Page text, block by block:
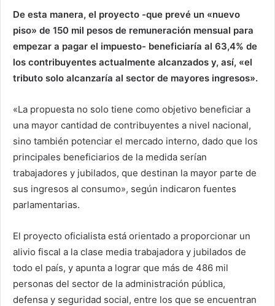
De esta manera, el proyecto -que prevé un «nuevo
piso» de 150 mil pesos de remuneración mensual para
empezar a pagar el impuesto- beneficiaría al 63,4% de
los contribuyentes actualmente alcanzados y, así, «el
tributo solo alcanzaría al sector de mayores ingresos».
«La propuesta no solo tiene como objetivo beneficiar a
una mayor cantidad de contribuyentes a nivel nacional,
sino también potenciar el mercado interno, dado que los
principales beneficiarios de la medida serían
trabajadores y jubilados, que destinan la mayor parte de
sus ingresos al consumo», según indicaron fuentes
parlamentarias.
El proyecto oficialista está orientado a proporcionar un
alivio fiscal a la clase media trabajadora y jubilados de
todo el país, y apunta a lograr que más de 486 mil
personas del sector de la administración pública,
defensa y seguridad social, entre los que se encuentran